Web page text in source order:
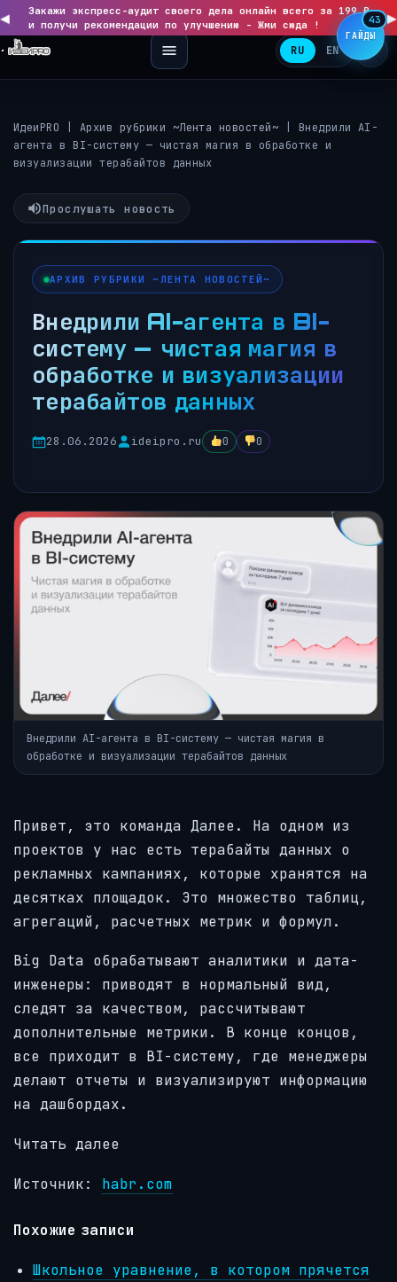
◀
Закажи экспресс-аудит своего дела онлайн всего за 199 ₽
и получи рекомендации по улучшению - Жми сюда !
▶
RU EN
ИдеиPRO Архив рубрики ~Лента новостей~
Внедрили AI-
агента в BI-систему — чистая магия в обработке и
визуализации терабайтов данных
Прослушать новость
АРХИВ РУБРИКИ ~ЛЕНТА НОВОСТЕЙ~
Внедрили AI-агента в BI-
систему — чистая магия в
обработке и визуализации
терабайтов данных
28.06.2026 ideipro.ru 0 0
Внедрили AI-агента в BI-систему — чистая магия в
обработке и визуализации терабайтов данных
Привет, это команда Далее. На одном из
проектов у нас есть терабайты данных о
рекламных кампаниях, которые хранятся на
десятках площадок. Это множество таблиц,
агрегаций, расчетных метрик и формул.
Big Data обрабатывают аналитики и дата-
инженеры: приводят в нормальный вид,
следят за качеством, рассчитывают
дополнительные метрики. В конце концов,
все приходит в BI-систему, где менеджеры
делают отчеты и визуализируют информацию
на дашбордах.
Читать далее
Источник: habr.com
Похожие записи
Школьное уравнение, в котором прячется
ГАЙДЫ
43